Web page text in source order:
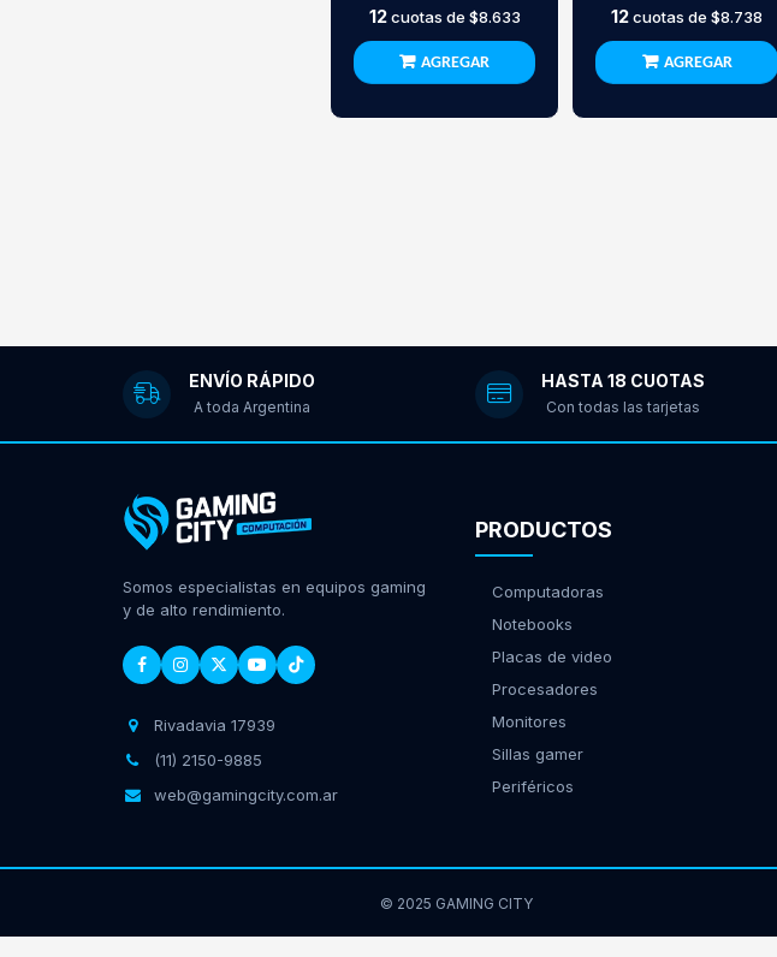
12cuotas de $8.633
AGREGAR
12cuotas de$8.738
AGREGAR
ENVÍO RÁPIDO
A toda Argentina
HASTA 18 CUOTAS
Con todas las tarjetas
Somos especialistas en equipos gaming
y de alto rendimiento.
Rivadavia 17939
(11) 2150-9885
web@gamingcity.com.ar
PRODUCTOS
Computadoras
Notebooks
Placas de video
Procesadores
Monitores
Sillas gamer
Periféricos
© 2025 GAMING CITY